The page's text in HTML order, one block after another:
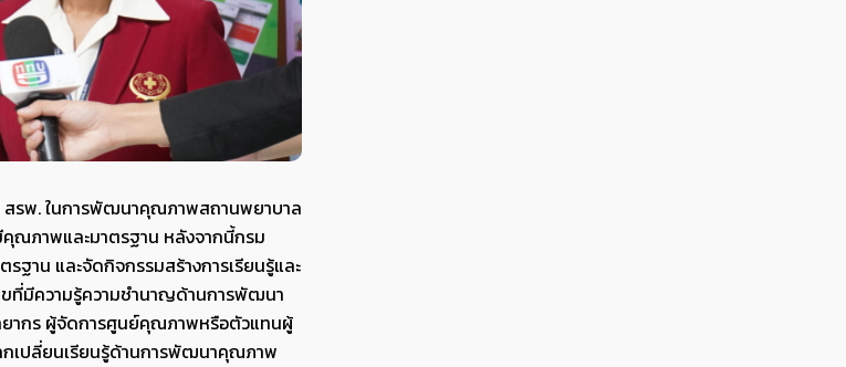
รพ. ในการพัฒนาคุณภาพสถานพยาบาล
ณภาพและมาตรฐาน หลังจากนี้กรม
าน และจัดกิจกรรมสร้างการเรียนรู้และ
ที่มีความรู้ความชำนาญด้านการพัฒนา
ากร ผู้จัดการศูนย์คุณภาพหรือตัวแทนผู้
เปลี่ยนเรียนรู้ด้านการพัฒนาคุณภาพ